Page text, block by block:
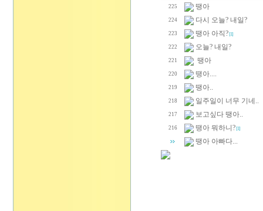
225 땡아
224 다시 오늘? 내일?
223 땡아 아직? [1]
222 오늘? 내일?
221 땡아
220 땡아....
219 땡아..
218 일주일이 너무 기네..
217 보고싶다 땡아..
216 땡아 뭐하니? [1]
땡아 아빠다...